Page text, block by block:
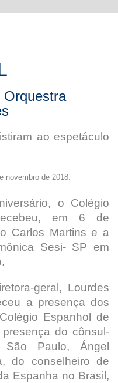
Orquestra
ao espetáculo
novembro de 2018.
o Colégio
em 6 de
Carlos Martins e a
Sesi- SP em
geral, Lourdes
a presença dos
Espanhol de
do cônsul-
Paulo, Ángel
do conselheiro de
Espanha no Brasil,